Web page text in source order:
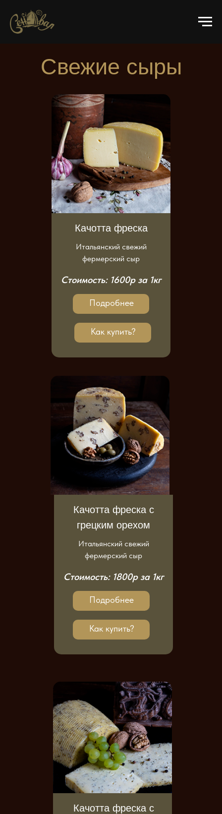
Свежие сыры
Стоимость: 1600р за 1кг
Итальянский свежий
фермерский сыр
Качотта фреска
Подробнее
Как купить?
Качотта фреска с
Стоимость: 1800р за 1кг
Итальянский свежий
фермерский сыр
Качотта фреска с
грецким орехом
Подробнее
Как купить?